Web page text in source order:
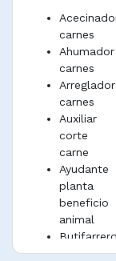
empacar
y mariscos.
para el
con
envase
de
carnes
carnes
carnes
corte
carne
planta
beneficio
animal
Butifarrero
Carnicero